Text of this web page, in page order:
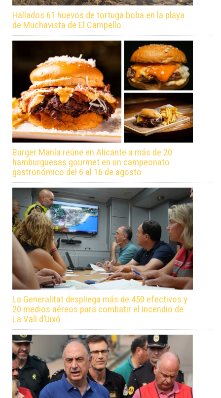
Hallados 61 huevos de tortuga boba en la playa
de Muchavista de El Campello
Burger Manía reúne en Alicante a más de 20
hamburguesas gourmet en un campeonato
gastronómico del 6 al 16 de agosto
La Generalitat despliega más de 450 efectivos y
20 medios aéreos para combatir el incendio de
La Vall d’Uixó